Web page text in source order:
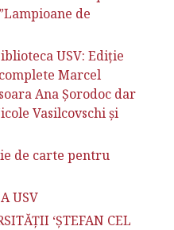
de
USV: Ediție
Marcel
Ana Șorodoc dar
Vasilcovschi și
de carte pentru
USV
‘ŞTEFAN CEL